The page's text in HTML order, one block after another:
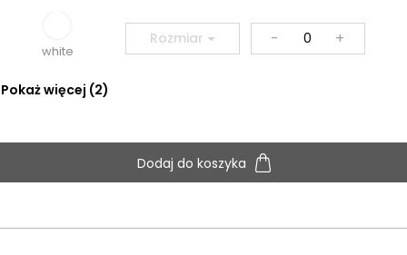
white
Rozmiar - +
Pokaż więcej (2)
Dodaj do koszyka